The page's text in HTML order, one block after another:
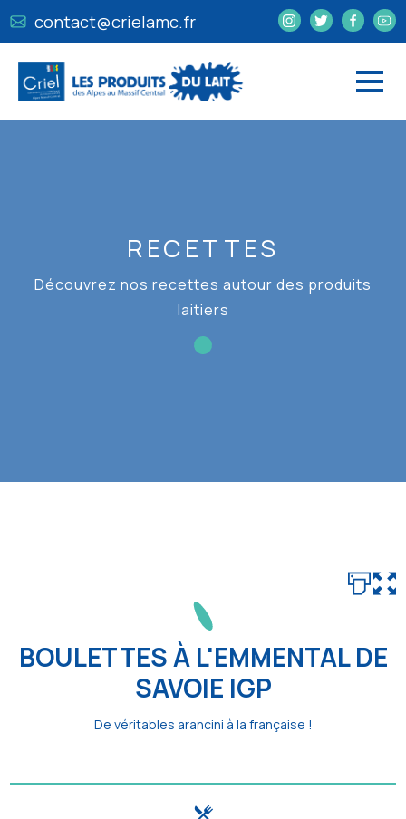
contact@crielamc.fr
RECETTES
Découvrez nos recettes autour des produits
laitiers
BOULETTES À L'EMMENTAL DE
SAVOIE IGP
De véritables arancini à la française !